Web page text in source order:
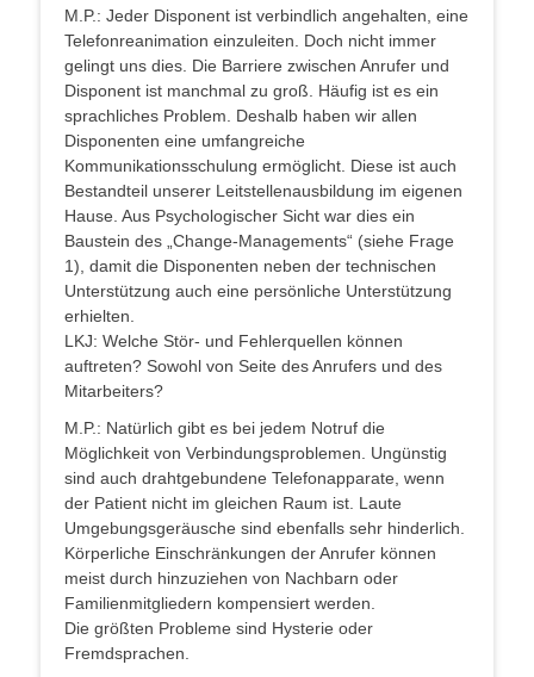
M.P.: Jeder Disponent ist verbindlich angehalten, eine
Telefonreanimation einzuleiten. Doch nicht immer
gelingt uns dies. Die Barriere zwischen Anrufer und
Disponent ist manchmal zu groß. Häufig ist es ein
sprachliches Problem. Deshalb haben wir allen
Disponenten eine umfangreiche
Kommunikationsschulung ermöglicht. Diese ist auch
Bestandteil unserer Leitstellenausbildung im eigenen
Hause. Aus Psychologischer Sicht war dies ein
Baustein des „Change-Managements“ (siehe Frage
1), damit die Disponenten neben der technischen
Unterstützung auch eine persönliche Unterstützung
erhielten.
LKJ: Welche Stör- und Fehlerquellen können
auftreten? Sowohl von Seite des Anrufers und des
Mitarbeiters?
M.P.: Natürlich gibt es bei jedem Notruf die
Möglichkeit von Verbindungsproblemen. Ungünstig
sind auch drahtgebundene Telefonapparate, wenn
der Patient nicht im gleichen Raum ist. Laute
Umgebungsgeräusche sind ebenfalls sehr hinderlich.
Körperliche Einschränkungen der Anrufer können
meist durch hinzuziehen von Nachbarn oder
Familienmitgliedern kompensiert werden.
Die größten Probleme sind Hysterie oder
Fremdsprachen.